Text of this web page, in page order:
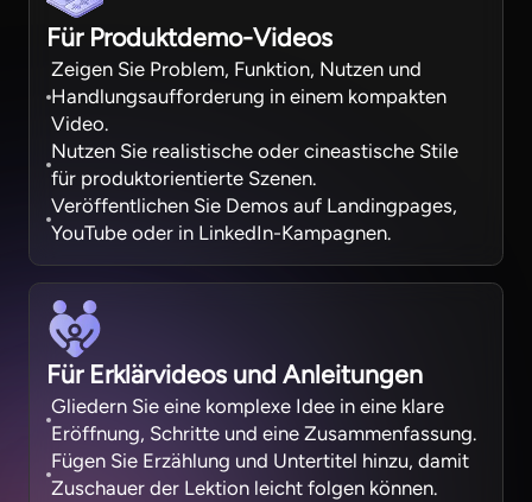
Für Produktdemo-Videos
Zeigen Sie Problem, Funktion, Nutzen und
Handlungsaufforderung in einem kompakten
Video.
Nutzen Sie realistische oder cineastische Stile
für produktorientierte Szenen.
Veröffentlichen Sie Demos auf Landingpages,
YouTube oder in LinkedIn-Kampagnen.
Für Erklärvideos und Anleitungen
Gliedern Sie eine komplexe Idee in eine klare
Eröffnung, Schritte und eine Zusammenfassung.
Fügen Sie Erzählung und Untertitel hinzu, damit
Zuschauer der Lektion leicht folgen können.